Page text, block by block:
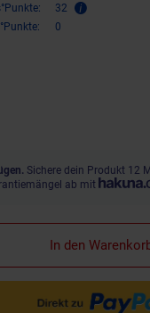
32
0
Sichere dein Produkt 12
ab mit
In den